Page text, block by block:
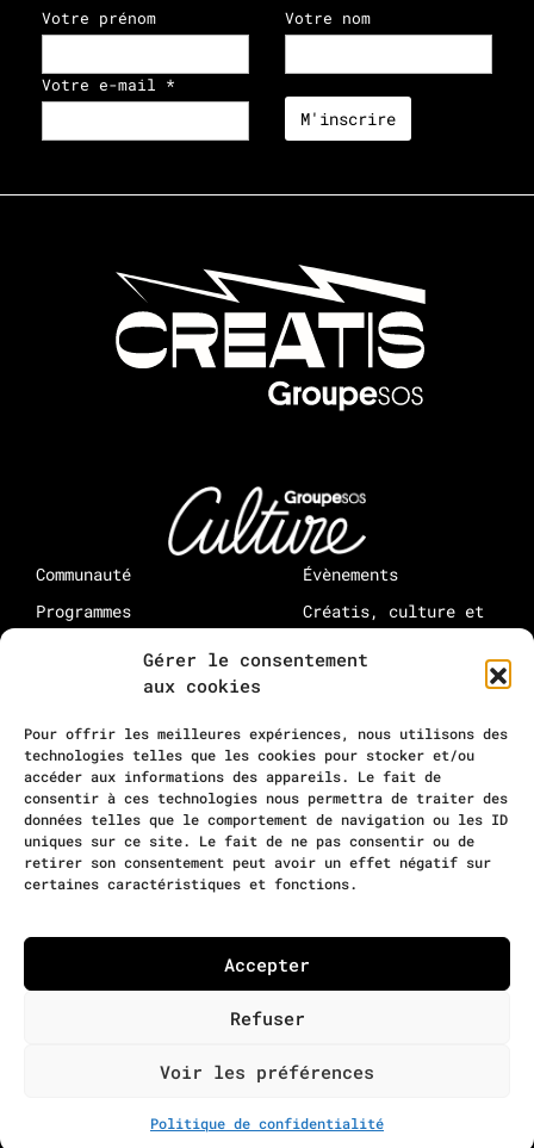
Gérer le consentement
aux cookies
Pour offrir les meilleures expériences, nous utilisons des
technologies telles que les cookies pour stocker et/ou
accéder aux informations des appareils. Le fait de
consentir à ces technologies nous permettra de traiter des
données telles que le comportement de navigation ou les ID
uniques sur ce site. Le fait de ne pas consentir ou de
retirer son consentement peut avoir un effet négatif sur
certaines caractéristiques et fonctions.
Accepter
Refuser
Voir les préférences
Politique de confidentialité
Votre prénom Votre nom
Votre e-mail *
Communauté
Programmes
Évènements
Créatis, culture et
médias : à propos
Rejoindre la
10-12 rue Maurice Grimaud
75018 Paris
contact@residencecreatis.fr
Politique de confidentialité
Creatis est une
du Groupe SOS